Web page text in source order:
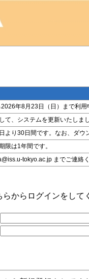
年8月23日（日）まで利
、システムを更新いたしま
り30日間です。なお、ダ
限は1年間です。
tokyo.ac.jp までご連絡
からログインをして